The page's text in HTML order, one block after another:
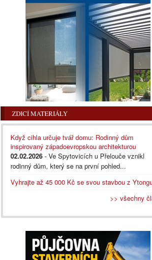
ZDICÍ MATERIÁLY
Když cihla určuje tvář domu: Rodinný dům
inspirovaný západoevropskou architekturou
02.02.2026 - Ve Spytovicích u Přelouče vznikl
rodinný dům, který se na první pohled...
Vyhrajte až 45 000 Kč se svou stavbou z
>> všechny